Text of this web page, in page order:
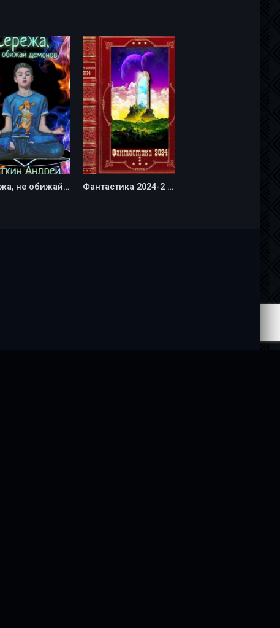
Сережа, не обижай демонов - Андрей Коткин Фантастика 2024-2 - Елена Владимировна Петрова